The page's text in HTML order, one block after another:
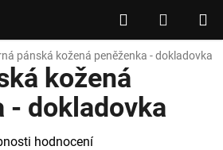
Hledat
KOŠÍK
pánská kožená peněženka - dokladovka
kožená
- dokladovka
hodnocení